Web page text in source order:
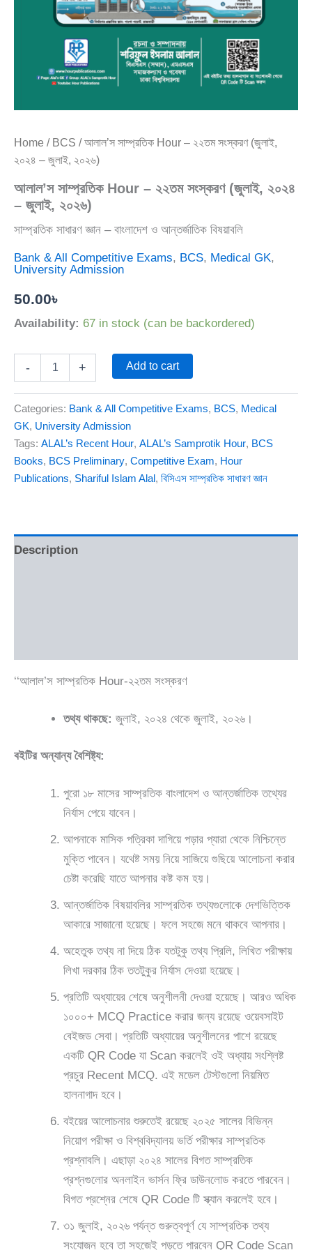
Home / BCS / আলাল’স সাম্প্রতিক Hour – ২২তম সংস্করণ (জুলাই,
২০২৪ – জুলাই, ২০২৬)
আলাল’স সাম্প্রতিক Hour – ২২তম সংস্করণ (জুলাই, ২০২৪
– জুলাই, ২০২৬)
সাম্প্রতিক সাধারণ জ্ঞান – বাংলাদেশ ও আন্তর্জাতিক বিষয়াবলি
Bank & All Competitive Exams, BCS, Medical GK,
University Admission
50.00৳
Availability: 67 in stock (can be backordered)
- + Add to cart
Categories: Bank & All Competitive Exams, BCS, Medical
GK, University Admission
Tags: ALAL’s Recent Hour, ALAL’s Samprotik Hour, BCS
Books, BCS Preliminary, Competitive Exam, Hour
Publications, Shariful Islam Alal, বিসিএস সাম্প্রতিক সাধারণ জ্ঞান
Description
‘‘আলাল’স সাম্প্রতিক Hour-২২তম সংস্করণ
তথ্য থাকছে: জুলাই, ২০২৪ থেকে জুলাই, ২০২৬।
বইটির অন্যান্য বৈশিষ্ট্য:
পুরো ১৮ মাসের সাম্প্রতিক বাংলাদেশ ও আন্তর্জাতিক তথ্যের
নির্যাস পেয়ে যাবেন।
আপনাকে মাসিক পত্রিকা দাগিয়ে পড়ার প্যারা থেকে নিশ্চিন্তে
মুক্তি পাবেন। যথেষ্ট সময় নিয়ে সাজিয়ে গুছিয়ে আলোচনা করার
চেষ্টা করেছি যাতে আপনার কষ্ট কম হয়।
আন্তর্জাতিক বিষয়াবলির সাম্প্রতিক তথ্যগুলোকে দেশভিত্তিক
আকারে সাজানো হয়েছে। ফলে সহজে মনে থাকবে আপনার।
অহেতুক তথ্য না দিয়ে ঠিক যতটুকু তথ্য প্রিলি, লিখিত পরীক্ষায়
লিখা দরকার ঠিক ততটুকুর নির্যাস দেওয়া হয়েছে।
প্রতিটি অধ্যায়ের শেষে অনুশীলনী দেওয়া হয়েছে। আরও অধিক
১০০০+ MCQ Practice করার জন্য রয়েছে ওয়েবসাইট
বেইজড সেবা। প্রতিটি অধ্যায়ের অনুশীলনের পাশে রয়েছে
একটি QR Code যা Scan করলেই ওই অধ্যায় সংশ্লিষ্ট
প্রচুর Recent MCQ. এই মডেল টেস্টগুলো নিয়মিত
হালনাগাদ হবে।
বইয়ের আলোচনার শুরুতেই রয়েছে ২০২৫ সালের বিভিন্ন
নিয়োগ পরীক্ষা ও বিশ্ববিদ্যালয় ভর্তি পরীক্ষার সাম্প্রতিক
প্রশ্নাবলি। এছাড়া ২০২৪ সালের বিগত সাম্প্রতিক
প্রশ্নগুলোর অনলাইন ভার্সন ফ্রি ডাউনলোড করতে পারবেন।
বিগত প্রশ্নের শেষে QR Code টি স্ক্যান করলেই হবে।
৩১ জুলাই, ২০২৬ পর্যন্ত গুরুত্বপূর্ণ যে সাম্প্রতিক তথ্য
সংযোজন হবে তা সহজেই পড়তে পারবেন QR Code Scan